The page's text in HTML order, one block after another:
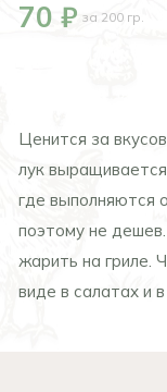
70 ₽ за 200 гр.
Ценится за
лук
где выполняются
поэтому не
жарить на гриле.
виде в салатах и